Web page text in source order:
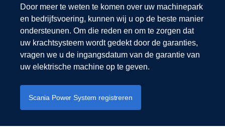
Door meer te weten te komen over uw machinepark
en bedrijfsvoering, kunnen wij u op de beste manier
ondersteunen. Om die reden en om te zorgen dat
uw krachtsysteem wordt gedekt door de garanties,
vragen we u de ingangsdatum van de garantie van
uw elektrische machine op te geven.
Scania Power System registreren